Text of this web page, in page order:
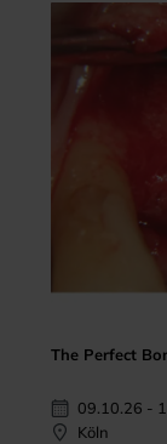
The Perfect
09.10.26 -
Köln